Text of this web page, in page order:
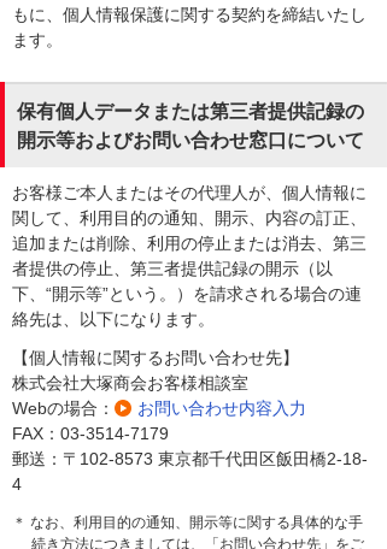
もに、個人情報保護に関する契約を締結いたし
ます。
保有個人データまたは第三者提供記録の
開示等およびお問い合わせ窓口について
お客様ご本人またはその代理人が、個人情報に
関して、利用目的の通知、開示、内容の訂正、
追加または削除、利用の停止または消去、第三
者提供の停止、第三者提供記録の開示（以
下、“開示等”という。）を請求される場合の連
絡先は、以下になります。
【個人情報に関するお問い合わせ先】
株式会社大塚商会お客様相談室
Webの場合：
お問い合わせ内容入力
FAX：03-3514-7179
郵送：〒102-8573 東京都千代田区飯田橋2-18-
4
＊ なお、利用目的の通知、開示等に関する具体的な手
続き方法につきましては、「お問い合わせ先」をご